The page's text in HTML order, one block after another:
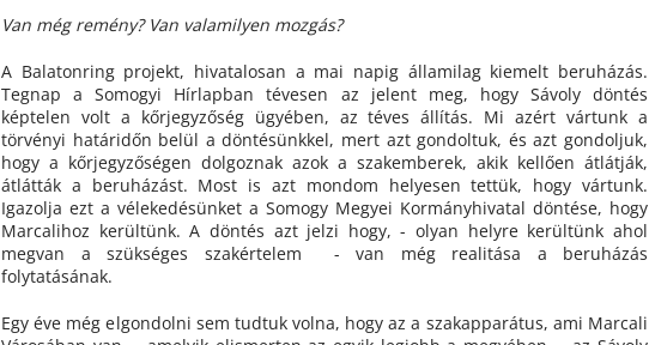
Van még remény? Van valamilyen mozgás?
A Balatonring projekt, hivatalosan a mai napig államilag kiemelt beruházás.
Tegnap a Somogyi Hírlapban tévesen az jelent meg, hogy Sávoly döntés
képtelen volt a kőrjegyzőség ügyében, az téves állítás. Mi azért vártunk a
törvényi határidőn belül a döntésünkkel, mert azt gondoltuk, és azt gondoljuk,
hogy a kőrjegyzőségen dolgoznak azok a szakemberek, akik kellően átlátják,
átlátták a beruházást. Most is azt mondom helyesen tettük, hogy vártunk.
Igazolja ezt a vélekedésünket a Somogy Megyei Kormányhivatal döntése, hogy
Marcalihoz kerültünk. A döntés azt jelzi hogy, - olyan helyre kerültünk ahol
megvan a szükséges szakértelem - van még realitása a beruházás
folytatásának.
Egy éve még elgondolni sem tudtuk volna, hogy az a szakapparátus, ami Marcali